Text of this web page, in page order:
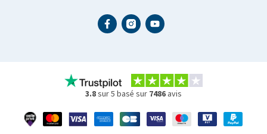
3.8sur 5 basé sur 7486 avis